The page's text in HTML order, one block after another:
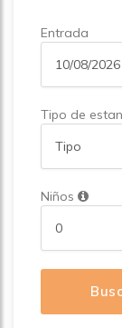
Entrada
Tipo de
Tipo
Niños